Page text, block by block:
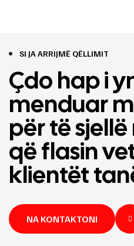
SI JA ARRIJMË QËLLIMIT
Çdo hap i
menduar
për të
që flasin
klientët
NA KONTAKTONI